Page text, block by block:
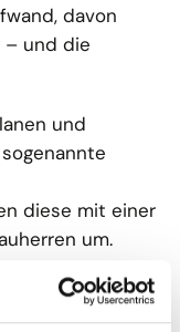
davon
– und die
und
diese mit einer
um.
gewünscht, um
eine